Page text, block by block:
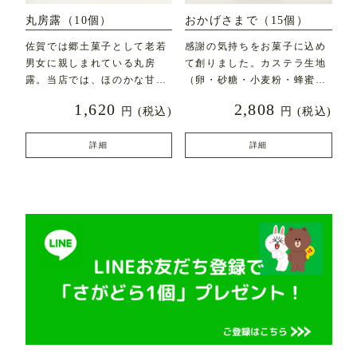
丸房露（10個）
佐賀では郷土菓子として老若
男女に親しまれている丸房
露。当店では、ほのかな甘み
1,620 円 (税込)
詳細
おかげさまで（15個）
感謝の気持ちをお菓子に込め
て創りました。カステラ生地
（卵・砂糖・小麦粉・蜂蜜な
2,808 円 (税込)
詳細